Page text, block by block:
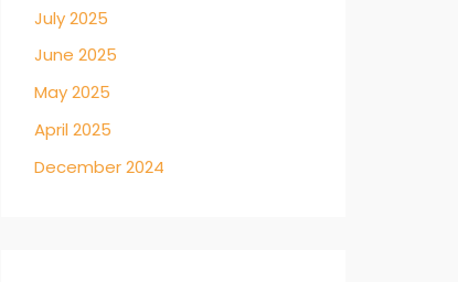
July 2025
June 2025
May 2025
April 2025
December 2024